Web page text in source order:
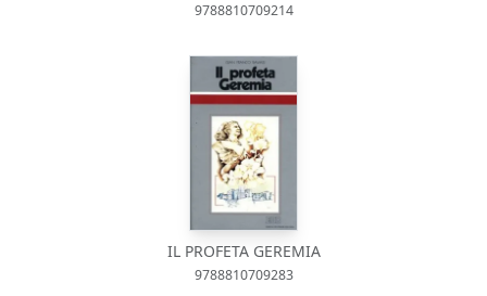
9788810709214
IL PROFETA GEREMIA
9788810709283